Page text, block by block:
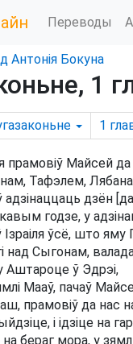
Переводы
Антонія Бокуна
1
1
прамовіў Майсей да
Тафэлем,
адзінаццаць дзён
годзе, у
ўсё, што яму
над Сыгонам,
Аштароце ў Эдрэі,
Мааў, пачаў
прамовіў да нас
і ідзіце на
на бераг мора, у